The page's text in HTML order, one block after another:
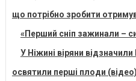
що потрібно зробити
«Перший сніп зажинали –
У Ніжині віряни
освятили перші плоди (відео)